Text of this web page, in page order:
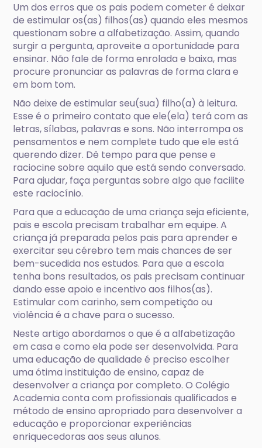
Um dos erros que os pais podem cometer é deixar
de estimular os(as) filhos(as) quando eles mesmos
questionam sobre a alfabetização. Assim, quando
surgir a pergunta, aproveite a oportunidade para
ensinar. Não fale de forma enrolada e baixa, mas
procure pronunciar as palavras de forma clara e
em bom tom.
Não deixe de estimular seu(sua) filho(a) à leitura.
Esse é o primeiro contato que ele(ela) terá com as
letras, sílabas, palavras e sons. Não interrompa os
pensamentos e nem complete tudo que ele está
querendo dizer. Dê tempo para que pense e
raciocine sobre aquilo que está sendo conversado.
Para ajudar, faça perguntas sobre algo que facilite
este raciocínio.
Para que a educação de uma criança seja eficiente,
pais e escola precisam trabalhar em equipe. A
criança já preparada pelos pais para aprender e
exercitar seu cérebro tem mais chances de ser
bem-sucedida nos estudos. Para que a escola
tenha bons resultados, os pais precisam continuar
dando esse apoio e incentivo aos filhos(as).
Estimular com carinho, sem competição ou
violência é a chave para o sucesso.
Neste artigo abordamos o que é a alfabetização
em casa e como ela pode ser desenvolvida. Para
uma educação de qualidade é preciso escolher
uma ótima instituição de ensino, capaz de
desenvolver a criança por completo. O Colégio
Academia conta com profissionais qualificados e
método de ensino apropriado para desenvolver a
educação e proporcionar experiências
enriquecedoras aos seus alunos.